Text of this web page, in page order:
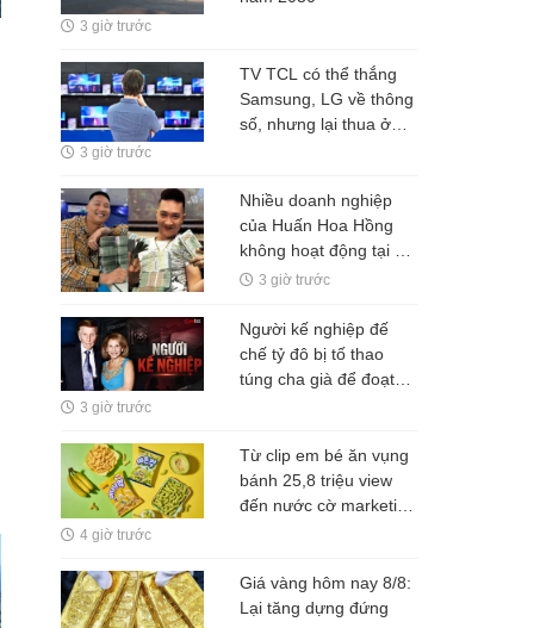
3 giờ trước
TV TCL có thể thắng
Samsung, LG về thông
số, nhưng lại thua ở
3 giờ trước
Nhiều doanh nghiệp
của Huấn Hoa Hồng
không hoạt động tại địa
chỉ đăng ký
3 giờ trước
Người kế nghiệp đế
chế tỷ đô bị tố thao
túng cha già để đoạt
nhất đã nói đúng
3 giờ trước
Từ clip em bé ăn vụng
bánh 25,8 triệu view
đến nước cờ marketing
Hàn Quốc
4 giờ trước
Giá vàng hôm nay 8/8:
Lại tăng dựng đứng